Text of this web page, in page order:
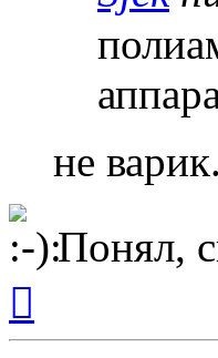
не
Понял,
началу